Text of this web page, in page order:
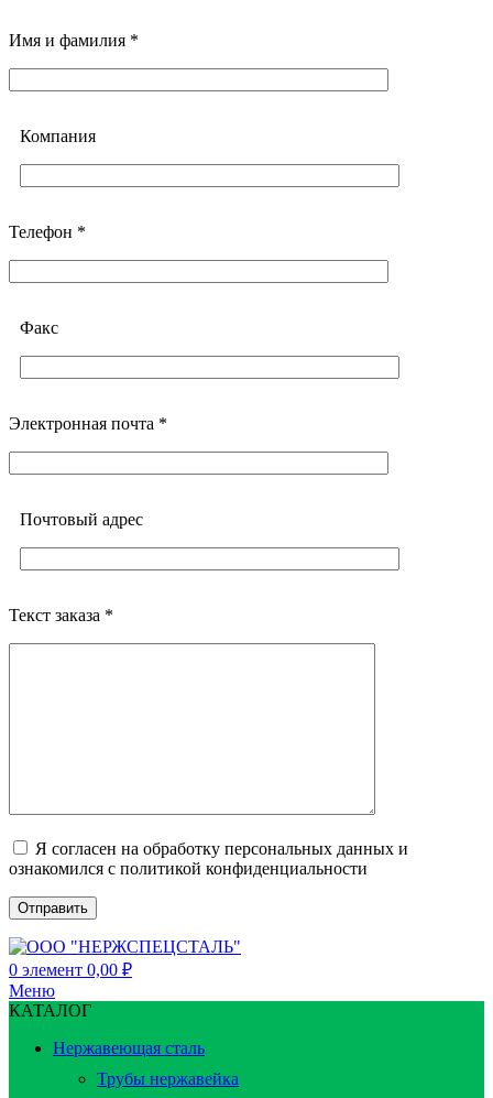
Имя и фамилия *
Компания
Телефон *
Факс
Электронная почта *
Почтовый адреc
Текст заказа *
Я согласен на обработку персональных данных и
ознакомился с политикой конфиденциальности
0 элемент 0,00 ₽
Меню
КАТАЛОГ
Нержавеющая сталь
Трубы нержавейка